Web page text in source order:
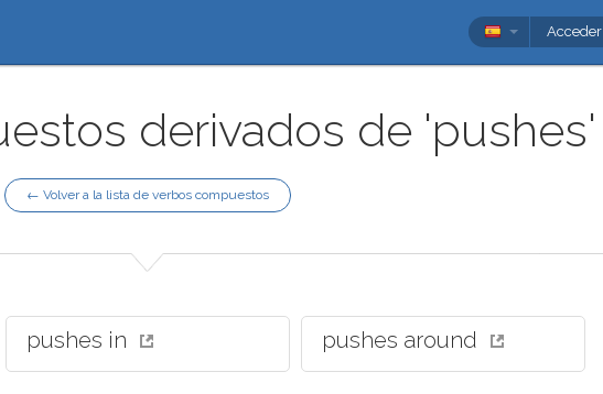
Acceder
derivados de 'pushes'
← Volver a la lista de verbos compuestos
pushes in pushes around